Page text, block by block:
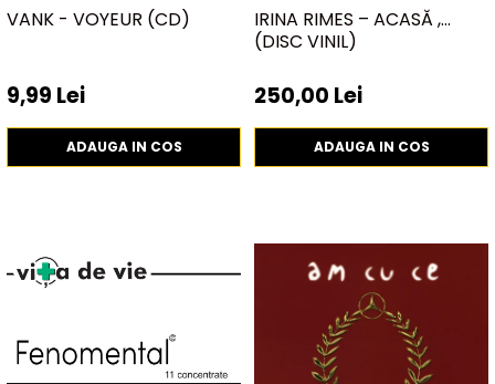
VANK - VOYEUR (CD)
9,99 Lei
ADAUGA IN COS
IRINA RIMES – ACASĂ ,
(DISC VINIL)
250,00 Lei
ADAUGA IN COS